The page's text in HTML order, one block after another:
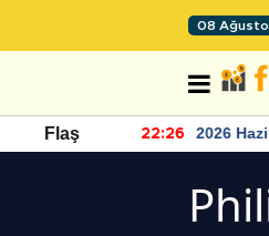
08
Flaş 22:26
2026
Yaşandı